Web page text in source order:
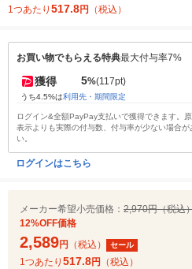
1つあたり 517.8円 （税込）
お買い物でもらえる特典最大付与率7%
獲得 5%(117pt)
うち4.5%は利用先・期間限定
ログイン&全額PayPay支払いで獲得できます。
表示よりも実際の付与数、付与率が少ない場合
い。
ログインはこちら
メーカー希望小売価格： 2,970円（税込
12%OFF価格
2,589円 （税込） セール
1つあたり 517.8円 （税込）